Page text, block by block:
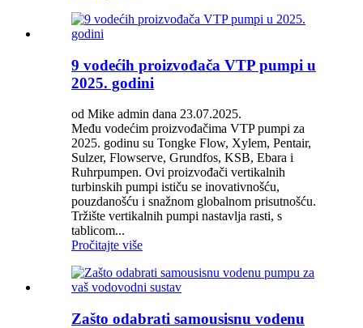
9 vodećih proizvođača VTP pumpi u
2025. godini
od Mike admin dana 23.07.2025.
Među vodećim proizvođačima VTP pumpi za
2025. godinu su Tongke Flow, Xylem, Pentair,
Sulzer, Flowserve, Grundfos, KSB, Ebara i
Ruhrpumpen. Ovi proizvođači vertikalnih
turbinskih pumpi ističu se inovativnošću,
pouzdanošću i snažnom globalnom prisutnošću.
Tržište vertikalnih pumpi nastavlja rasti, s
tablicom...
Pročitajte više
Zašto odabrati samousisnu vodenu